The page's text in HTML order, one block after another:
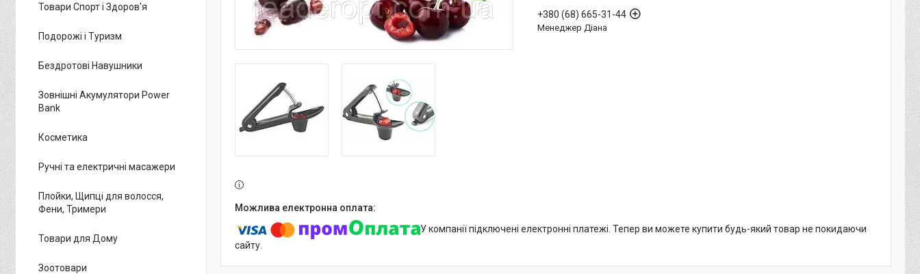
+380 (68) 665-31-44
Менеджер Діана
У компанії підключені електронні платежі. Тепер ви можете купити будь-який товар не покидаючи
сайту.
Товари Спорт і Здоров'я
Подорожі і Туризм
Бездротові Навушники
Зовнішні Акумулятори Power
Bank
Косметика
Ручні та електричні масажери
Плойки, Щипці для волосся,
Фени, Тримери
Товари для Дому
Зоотовари